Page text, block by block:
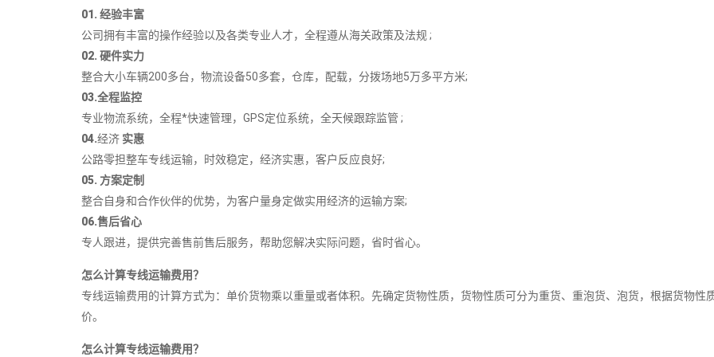
01. 经验丰富
公司拥有丰富的操作经验以及各类专业人才，全程遵从海关政策及法规 ;
02. 硬件实力
整合大小车辆200多台，物流设备50多套，仓库，配载，分拨场地5万多平方米;
03.全程监控
专业物流系统，全程*快速管理，GPS定位系统，全天候跟踪监管 ;
04.经济 实惠
公路零担整车专线运输，时效稳定，经济实惠，客户反应良好;
05. 方案定制
整合自身和合作伙伴的优势，为客户量身定做实用经济的运输方案;
06.售后省心
专人跟进，提供完善售前售后服务，帮助您解决实际问题，省时省心。
怎么计算专线运输费用？
专线运输费用的计算方式为：单价货物乘以重量或者体积。先确定货物性质，货物性质可分为重货、重泡货、泡货，根据货物性
价。
怎么计算专线运输费用？